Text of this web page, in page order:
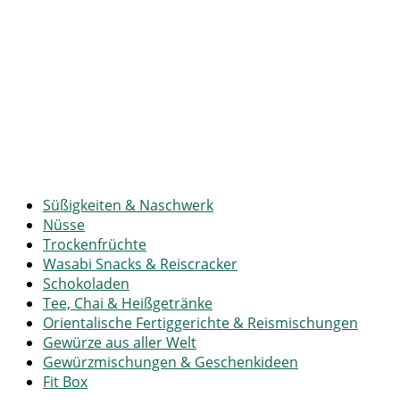
Süßigkeiten & Naschwerk
Nüsse
Trockenfrüchte
Wasabi Snacks & Reiscracker
Schokoladen
Tee, Chai & Heißgetränke
Orientalische Fertiggerichte & Reismischungen
Gewürze aus aller Welt
Gewürzmischungen & Geschenkideen
Fit Box